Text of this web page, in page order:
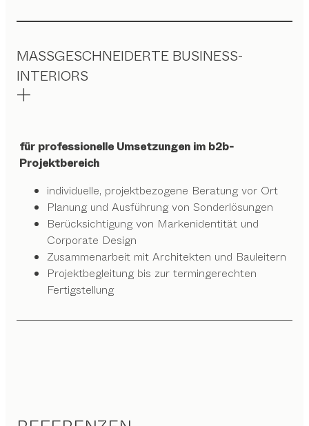
MASSGESCHNEIDERTE BUSINESS-
INTERIORS
für professionelle Umsetzungen im b2b-
Projektbereich
individuelle, projektbezogene Beratung vor Ort
Planung und Ausführung von Sonderlösungen
Berücksichtigung von Markenidentität und
Corporate Design
Zusammenarbeit mit Architekten und Bauleitern
Projektbegleitung bis zur termingerechten
Fertigstellung